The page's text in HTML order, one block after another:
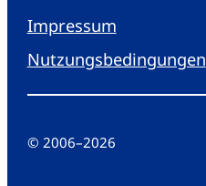
Impressum
Nutzungsbedingungen
© 2006–2026